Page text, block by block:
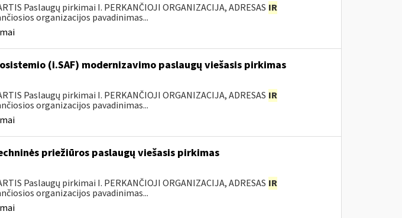
Paslaugų pirkimai I. PERKANČIOJI ORGANIZACIJA, ADRESAS IR
organizacijos pavadinimas...
(i.SAF) modernizavimo paslaugų viešasis pirkimas
Paslaugų pirkimai I. PERKANČIOJI ORGANIZACIJA, ADRESAS IR
organizacijos pavadinimas...
priežiūros paslaugų viešasis pirkimas
Paslaugų pirkimai I. PERKANČIOJI ORGANIZACIJA, ADRESAS IR
organizacijos pavadinimas...